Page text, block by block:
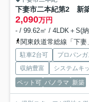
下妻市二本紀第2 新
2,090万円
- / 99.62㎡ / 4LDK＋S(
関東鉄道常総線「下
駐車2台可 プロパンガ
収納豊富
システムキ
ペット可 パノラマ 新築